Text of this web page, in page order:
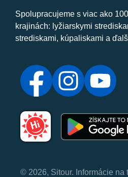
Spolupracujeme s viac ako
krajinách: lyžiarskymi
strediskami, kúpaliskami a
© 2026, Sitour. Informácie na